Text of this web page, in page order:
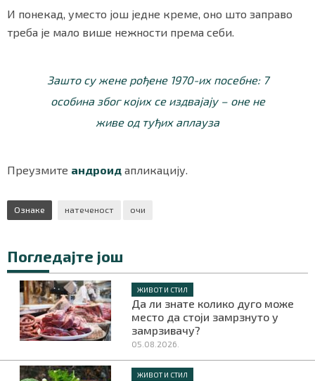
И понекад, уместо још једне креме, оно што заправо
треба је мало више нежности према себи.
Зашто су жене рођене 1970-их посебне: 7
особина због којих се издвајају – оне не
живе од туђих аплауза
Преузмите андроид апликацију.
Ознаке натеченост очи
Погледајте још
ЖИВОТ И СТИЛ
Да ли знате колико дуго може
место да стоји замрзнуто у
замрзивачу?
05.08.2026.
ЖИВОТ И СТИЛ